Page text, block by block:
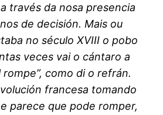
través da nosa presencia
de decisión. Mais ou
no século XVIII o pobo
veces vai o cántaro a
como di o refrán.
francesa tomando
parece que pode romper,